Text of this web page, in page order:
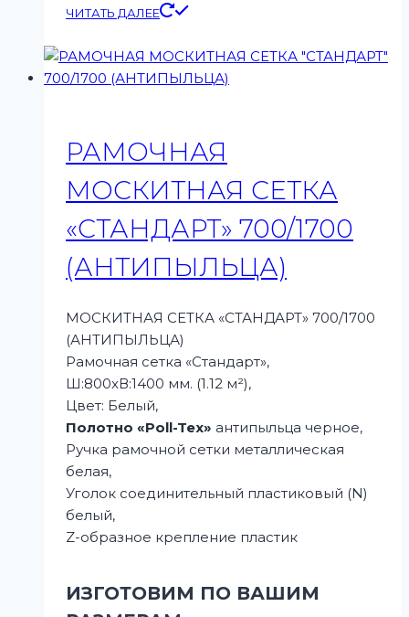
ЧИТАТЬ ДАЛЕЕ
РАМОЧНАЯ
МОСКИТНАЯ СЕТКА
«СТАНДАРТ» 700/1700
(АНТИПЫЛЬЦА)
МОСКИТНАЯ СЕТКА «СТАНДАРТ» 700/1700
(АНТИПЫЛЬЦА)
Рамочная сетка «Стандарт»,
Ш:800xВ:1400 мм. (1.12 м²),
Цвет: Белый,
Полотно «Poll-Tex» антипыльца черное,
Ручка рамочной сетки металлическая
белая,
Уголок соединительный пластиковый (N)
белый,
Z-образное крепление пластик
ИЗГОТОВИМ ПО ВАШИМ